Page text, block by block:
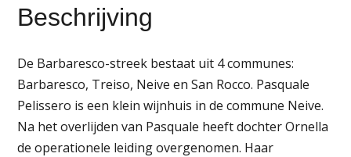
Beschrijving
De Barbaresco-streek bestaat uit 4 communes:
Barbaresco, Treiso, Neive en San Rocco. Pasquale
Pelissero is een klein wijnhuis in de commune Neive.
Na het overlijden van Pasquale heeft dochter Ornella
de operationele leiding overgenomen. Haar